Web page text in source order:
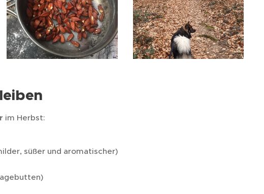
im Herbst:
süßer und aromatischer)